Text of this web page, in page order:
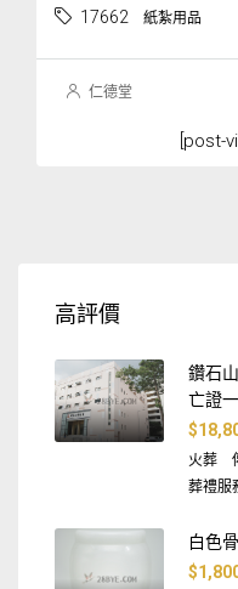
17662 紙紮用品
仁德堂
[post-
高評價
鑽石
亡證
火葬
葬禮服
白色